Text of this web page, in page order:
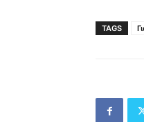
TAGS